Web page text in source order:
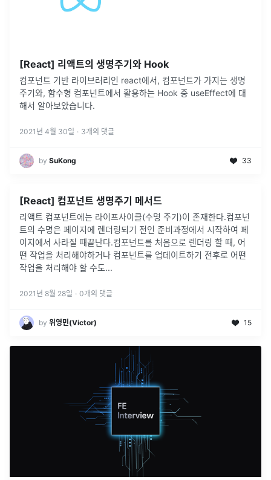
[React] 리액트의 생명주기와 Hook
컴포넌트 기반 라이브러리인 react에서, 컴포넌트가 가지는 생명
주기와, 함수형 컴포넌트에서 활용하는 Hook 중 useEffect에 대
해서 알아보았습니다.
2021년 4월 30일 · 3개의 댓글
by SuKong 33
[React] 컴포넌트 생명주기 메서드
리액트 컴포넌트에는 라이프사이클(수명 주기)이 존재한다.컴포넌
트의 수명은 페이지에 렌더링되기 전인 준비과정에서 시작하여 페
이지에서 사라질 때끝난다.컴포넌트를 처음으로 렌더링 할 때, 어
떤 작업을 처리해야하거나 컴포넌트를 업데이트하기 전후로 어떤
작업을 처리해야 할 수도...
2021년 8월 28일 · 0개의 댓글
by 위영민(Victor) 15